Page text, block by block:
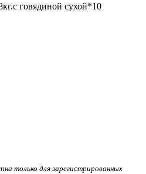
говядиной сухой*10
только для зарегистрированных